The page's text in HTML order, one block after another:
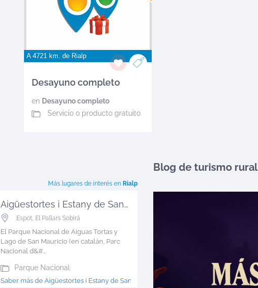
A 4721 km. de Rialp
Desayuno completo
en Desayuno completo
Servicio o producto gratuito
Más lugares de interés en Rialp
Aigüestortes i Estany de Sant Mauric...
Espot El Pallars Sobirá
El Parque Nacional de Aiguas Tortas y
Lago de San Mauricio (en catalán, Parc
Nacional d&#...
Parque Nacional
Saber más de Aigüestortes i Estany de Sant Mauric >
Blog de turismo rural